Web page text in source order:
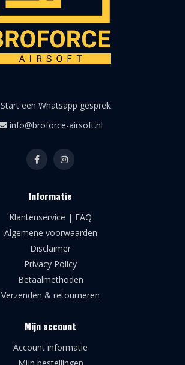
Start een Whatsapp gesprek
info@broforce-airsoft.nl
Informatie
Klantenservice | FAQ
Algemene voorwaarden
Disclaimer
Privacy Policy
Betaalmethoden
Verzenden & retourneren
Mijn account
Account informatie